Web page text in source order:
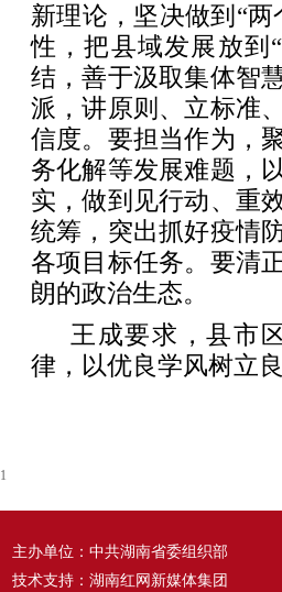
新理论，坚决做到“
性，把县域发展放到
结，善于汲取集体智
派，讲原则、立标准
信度。要担当作为，
务化解等发展难题，
实，做到见行动、重
统筹，突出抓好疫情
各项目标任务。要清
朗的政治生态。
王成要求，县市
律，以优良学风树立
1
主办单位：中共湖南省委组织部
技术支持：湖南红网新媒体集团